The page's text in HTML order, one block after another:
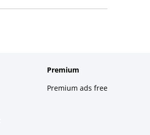
Premium
Premium ads free